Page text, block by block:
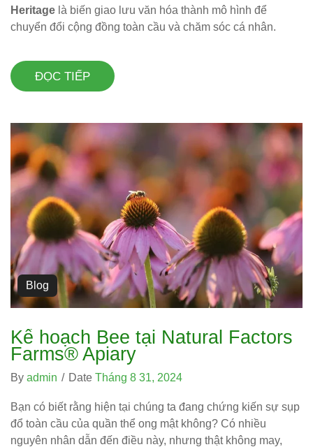
Heritage là biến giao lưu văn hóa thành mô hình để
chuyển đổi cộng đồng toàn cầu và chăm sóc cá nhân.
ĐỌC TIẾP
Blog
Kế hoạch Bee tại Natural Factors
Farms® Apiary
By admin / Date Tháng 8 31, 2024
Bạn có biết rằng hiện tại chúng ta đang chứng kiến ​​sự sụp
đổ toàn cầu của quần thể ong mật không? Có nhiều
nguyên nhân dẫn đến điều này, nhưng thật không may,